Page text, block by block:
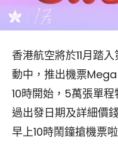
香港航空將於11月踏
動中，推出機票
10時開始，5萬張單
過出發日期及詳細價
早上10時鬧鐘搶機票啦